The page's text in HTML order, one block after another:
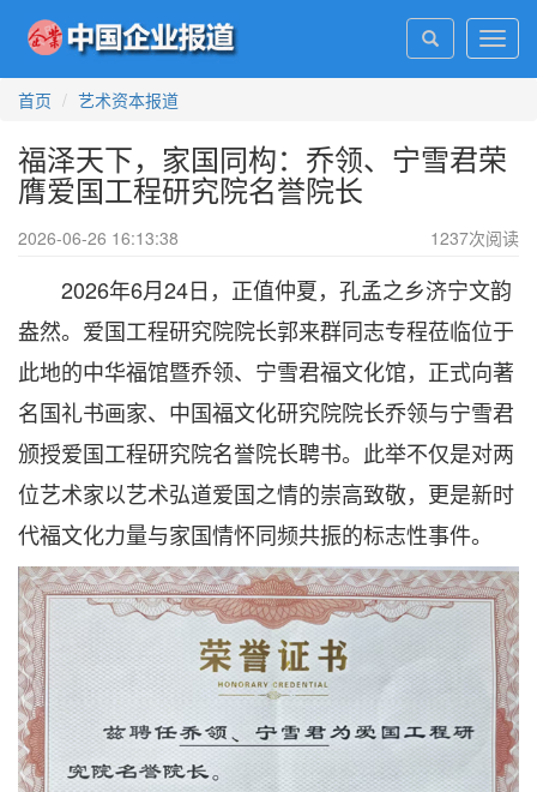
首页
艺术资本报道
福泽天下，家国同构：乔领、宁雪君荣
膺爱国工程研究院名誉院长
2026-06-26 16:13:38 1237次阅读
2026年6月24日，正值仲夏，孔孟之乡济宁文韵
盎然。爱国工程研究院院长郭来群同志专程莅临位于
此地的中华福馆暨乔领、宁雪君福文化馆，正式向著
名国礼书画家、中国福文化研究院院长乔领与宁雪君
颁授爱国工程研究院名誉院长聘书。此举不仅是对两
位艺术家以艺术弘道爱国之情的崇高致敬，更是新时
代福文化力量与家国情怀同频共振的标志性事件。